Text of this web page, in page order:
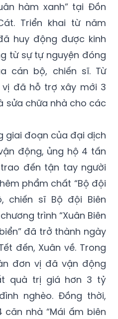
hàm xanh” tại Đồn
Triển khai từ năm
huy động được kinh
từ sự tự nguyện đóng
cán bộ, chiến sĩ. Từ
đã hỗ trợ xây mới 3
sửa chữa nhà cho các
giai đoạn của đại dịch
động, ủng hộ 4 tấn
đến tận tay người
phẩm chất “Bộ đội
chiến sĩ Bộ đội Biên
trình “Xuân Biên
đã trở thành ngày
đến, Xuân về. Trong
đơn vị đã vận động
quà trị giá hơn 3 tỷ
nghèo. Đồng thời,
căn nhà “Mái ấm biên